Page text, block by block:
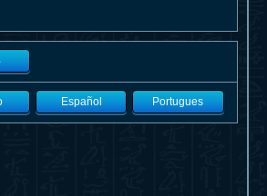
Español Portugues